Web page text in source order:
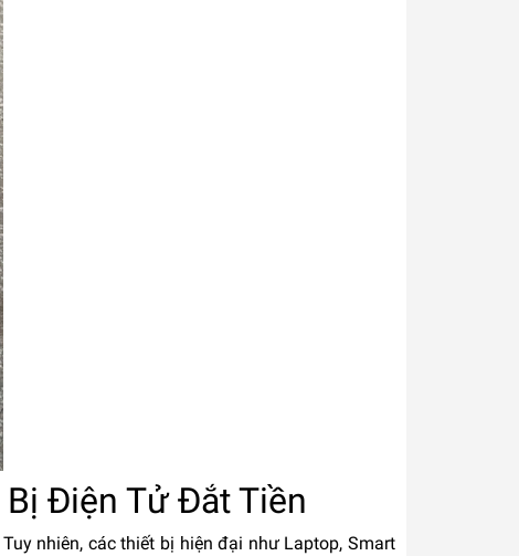
Điện Tử Đắt Tiền
nhiên, các thiết bị hiện đại như Laptop, Smart